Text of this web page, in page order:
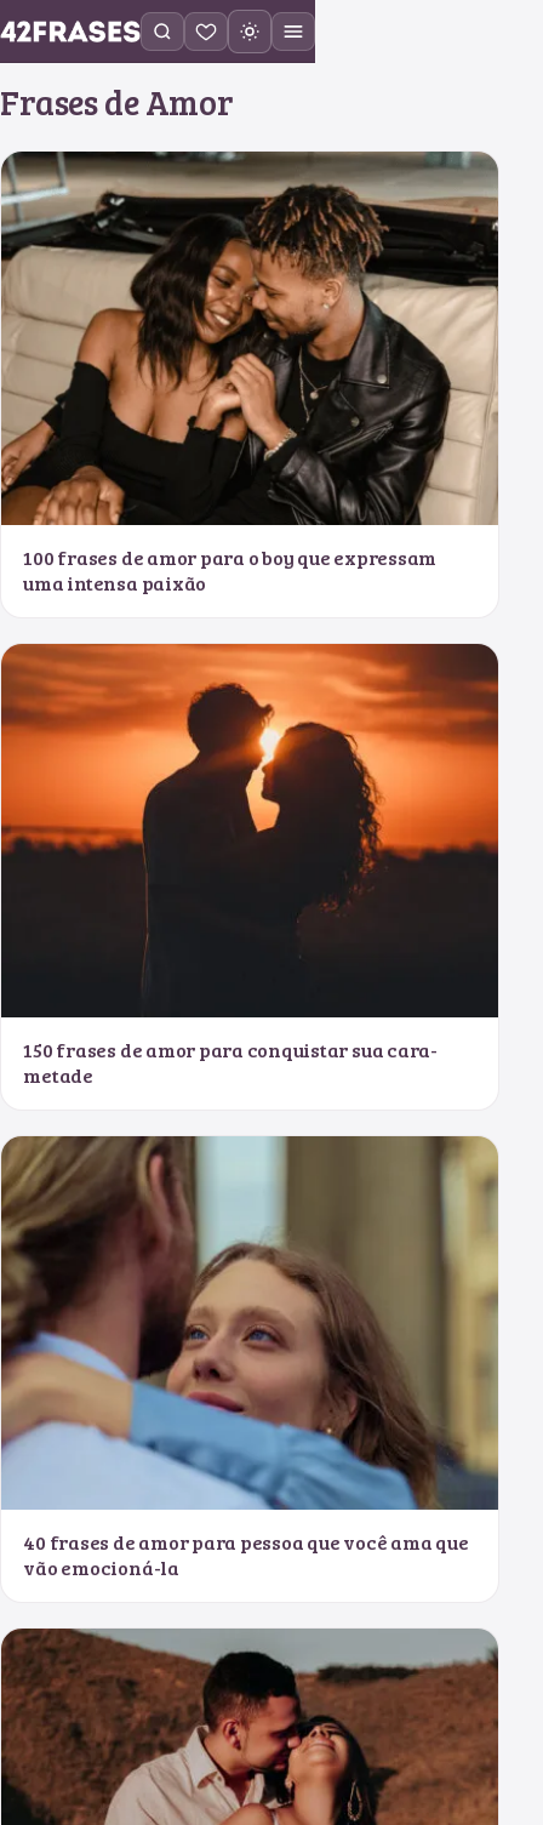
Frases de Amor
100 frases de amor para o boy que expressam
uma intensa paixão
150 frases de amor para conquistar sua cara-
metade
40 frases de amor para pessoa que você ama que
vão emocioná-la